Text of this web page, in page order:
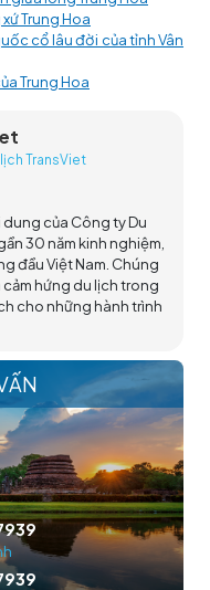
Trung Hoa
cổ lâu đời của tỉnh Vân
Trung Hoa
TransViet
dung của Công ty Du
30 năm kinh nghiệm,
đầu Việt Nam. Chúng
hứng du lịch trong
cho những hành trình